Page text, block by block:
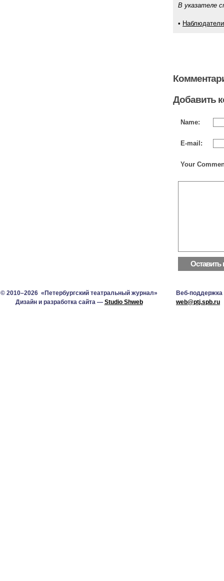
В указателе
•
Добавить
Name:
E-mail:
Your
© 2010–2026 «Петербургский театральный журнал»
Дизайн и разработка сайта — Studio Shweb
Веб-поддержка
web@ptj.spb.ru